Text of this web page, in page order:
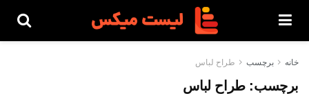
خانه برچسب طراح لباس
برچسب:طراح لباس